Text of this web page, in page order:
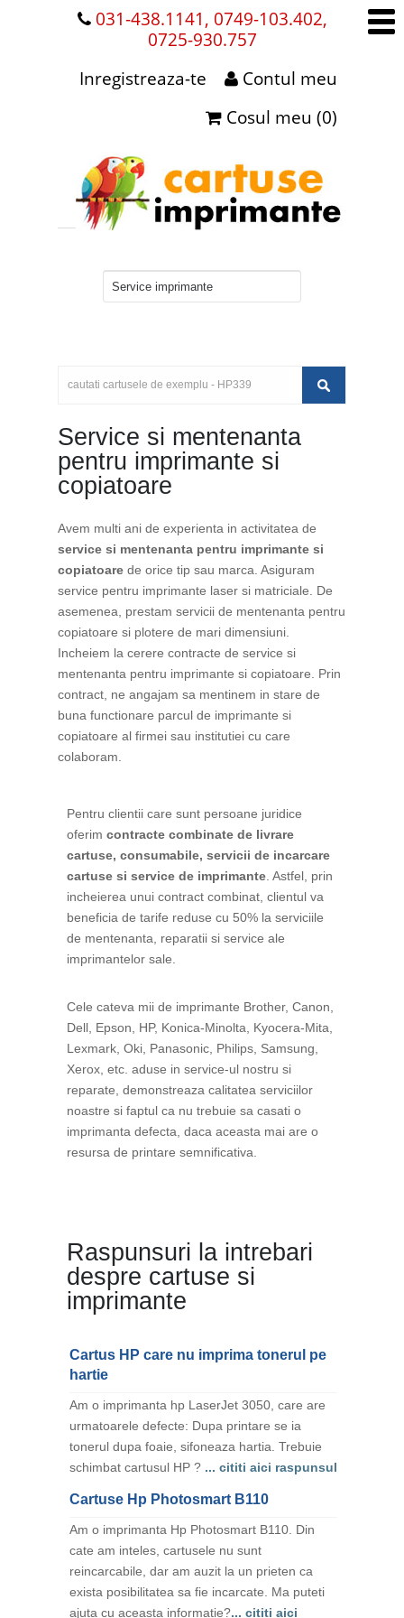
031-438.1141, 0749-103.402,
0725-930.757
Contul meu
Inregistreaza-te
Cosul meu (0)
Service si mentenanta
pentru imprimante si
copiatoare
Avem multi ani de experienta in activitatea de
service si mentenanta pentru imprimante si
copiatoare de orice tip sau marca. Asiguram
service pentru imprimante laser si matriciale. De
asemenea, prestam servicii de mentenanta pentru
copiatoare si plotere de mari dimensiuni.
Incheiem la cerere contracte de service si
mentenanta pentru imprimante si copiatoare. Prin
contract, ne angajam sa mentinem in stare de
buna functionare parcul de imprimante si
copiatoare al firmei sau institutiei cu care
colaboram.
Pentru clientii care sunt persoane juridice
oferim contracte combinate de livrare
cartuse, consumabile, servicii de incarcare
cartuse si service de imprimante . Astfel, prin
incheierea unui contract combinat, clientul va
beneficia de tarife reduse cu 50% la serviciile
de mentenanta, reparatii si service ale
imprimantelor sale.
Cele cateva mii de imprimante Brother, Canon,
Dell, Epson, HP, Konica-Minolta, Kyocera-Mita,
Lexmark, Oki, Panasonic, Philips, Samsung,
Xerox, etc. aduse in service-ul nostru si
reparate, demonstreaza calitatea serviciilor
noastre si faptul ca nu trebuie sa casati o
imprimanta defecta, daca aceasta mai are o
resursa de printare semnificativa.
Raspunsuri la intrebari
despre cartuse si
imprimante
Cartus HP care nu imprima tonerul pe
hartie
Am o imprimanta hp LaserJet 3050, care are
urmatoarele defecte: Dupa printare se ia
tonerul dupa foaie, sifoneaza hartia. Trebuie
schimbat cartusul HP ? ... cititi aici raspunsul
Cartuse Hp Photosmart B110
Am o imprimanta Hp Photosmart B110. Din
cate am inteles, cartusele nu sunt
reincarcabile, dar am auzit la un prieten ca
exista posibilitatea sa fie incarcate. Ma puteti
ajuta cu aceasta informatie?... cititi aici